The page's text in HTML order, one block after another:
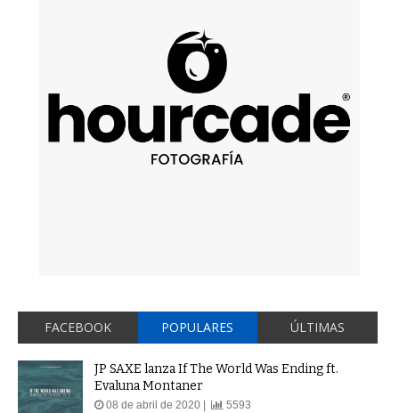
FACEBOOK POPULARES ÚLTIMAS
JP SAXE lanza If The World Was Ending ft.
Evaluna Montaner
08 de abril de 2020 | 5593